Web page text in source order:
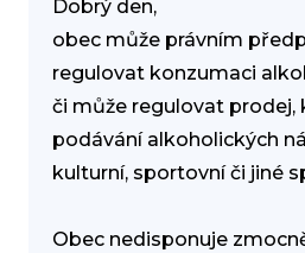
Dobrý den,
obec může právním
regulovat konzumaci
či může regulovat prodej,
podávání alkoholických
kulturní, sportovní či jiné
Obec nedisponuje